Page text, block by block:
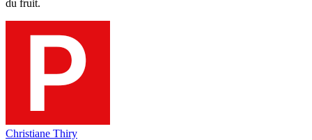
du fruit.
Christiane Thiry